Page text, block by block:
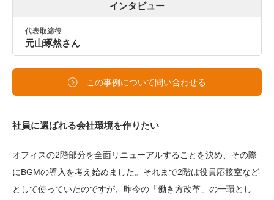
インタビュー
代表取締役
元山琢然さん
この事例について問い合わせる
社員に選ばれる会社環境を作りたい
オフィスの2階部分を全面リニューアルすることを決め、その際
にBGMの導入を考え始めました。それまで2階は役員応接室など
として使っていたのですが、昨今の「働き方改革」の一環とし